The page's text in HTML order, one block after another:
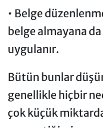
• Belge
belge almayana
uygulanır.
Bütün bunlar
genellikle hiçbir
çok küçük